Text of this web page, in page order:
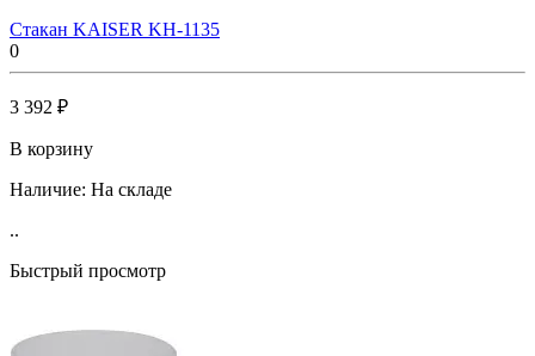
Стакан KAISER KH-1135
0
3 392 ₽
В корзину
Наличие: На складе
..
Быстрый просмотр